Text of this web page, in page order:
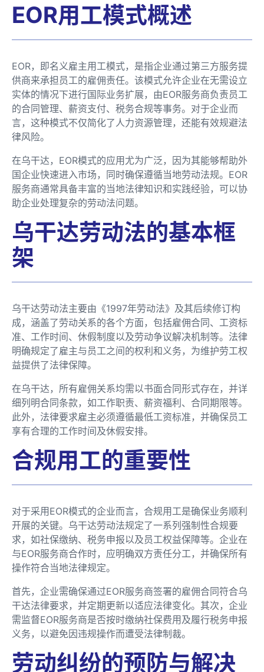
EOR用工模式概述
EOR，即名义雇主用工模式，是指企业通过第三方服务提
供商来承担员工的雇佣责任。该模式允许企业在无需设立
实体的情况下进行国际业务扩展，由EOR服务商负责员工
的合同管理、薪资支付、税务合规等事务。对于企业而
言，这种模式不仅简化了人力资源管理，还能有效规避法
律风险。
在乌干达，EOR模式的应用尤为广泛，因为其能够帮助外
国企业快速进入市场，同时确保遵循当地劳动法规。EOR
服务商通常具备丰富的当地法律知识和实践经验，可以协
助企业处理复杂的劳动法问题。
乌干达劳动法的基本框
架
乌干达劳动法主要由《1997年劳动法》及其后续修订构
成，涵盖了劳动关系的各个方面，包括雇佣合同、工资标
准、工作时间、休假制度以及劳动争议解决机制等。法律
明确规定了雇主与员工之间的权利和义务，为维护劳工权
益提供了法律保障。
在乌干达，所有雇佣关系均需以书面合同形式存在，并详
细列明合同条款，如工作职责、薪资福利、合同期限等。
此外，法律要求雇主必须遵循最低工资标准，并确保员工
享有合理的工作时间及休假安排。
合规用工的重要性
对于采用EOR模式的企业而言，合规用工是确保业务顺利
开展的关键。乌干达劳动法规定了一系列强制性合规要
求，如社保缴纳、税务申报以及员工权益保障等。企业在
与EOR服务商合作时，应明确双方责任分工，并确保所有
操作符合当地法律规定。
首先，企业需确保通过EOR服务商签署的雇佣合同符合乌
干达法律要求，并定期更新以适应法律变化。其次，企业
需监督EOR服务商是否按时缴纳社保费用及履行税务申报
义务，以避免因违规操作而遭受法律制裁。
劳动纠纷的预防与解决